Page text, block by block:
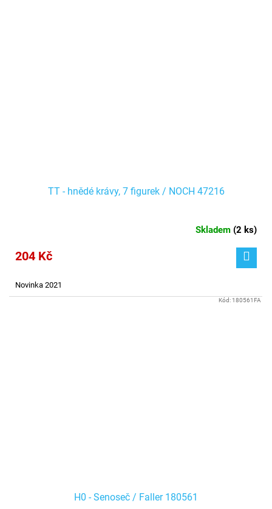
TT - hnědé krávy, 7 figurek / NOCH 47216
Skladem (2 ks)
204 Kč
Novinka 2021
H0 - Senoseč / Faller 180561
Kód: 180561FA